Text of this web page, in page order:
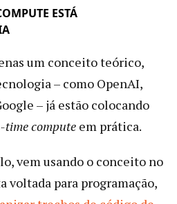
ESTÁ
um conceito teórico,
– como OpenAI,
– já estão colocando
time compute em prática.
vem usando o conceito no
voltada para programação,